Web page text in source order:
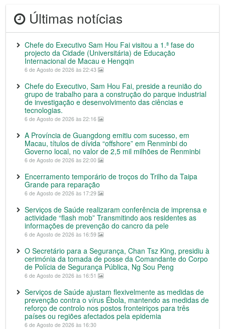
Últimas notícias
Chefe do Executivo Sam Hou Fai visitou a 1.ª fase do
projecto da Cidade (Universitária) de Educação
Internacional de Macau e Hengqin
6 de Agosto de 2026 às 22:43
Chefe do Executivo, Sam Hou Fai, preside a reunião do
grupo de trabalho para a construção do parque industrial
de investigação e desenvolvimento das ciências e
tecnologias.
6 de Agosto de 2026 às 22:16
A Província de Guangdong emitiu com sucesso, em
Macau, títulos de dívida “offshore” em Renminbi do
Governo local, no valor de 2,5 mil milhões de Renminbi
6 de Agosto de 2026 às 22:00
Encerramento temporário de troços do Trilho da Taipa
Grande para reparação
6 de Agosto de 2026 às 17:29
Serviços de Saúde realizaram conferência de imprensa e
actividade “flash mob” Transmitindo aos residentes as
informações de prevenção do cancro da pele
6 de Agosto de 2026 às 16:59
O Secretário para a Segurança, Chan Tsz King, presidiu à
cerimónia da tomada de posse da Comandante do Corpo
de Polícia de Segurança Pública, Ng Sou Peng
6 de Agosto de 2026 às 16:51
Serviços de Saúde ajustam flexivelmente as medidas de
prevenção contra o vírus Ébola, mantendo as medidas de
reforço de controlo nos postos fronteiriços para três
países ou regiões afectados pela epidemia
6 de Agosto de 2026 às 16:30